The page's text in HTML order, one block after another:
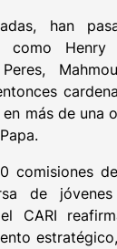
han
como Henry
más de una
comisiones
de
CARI